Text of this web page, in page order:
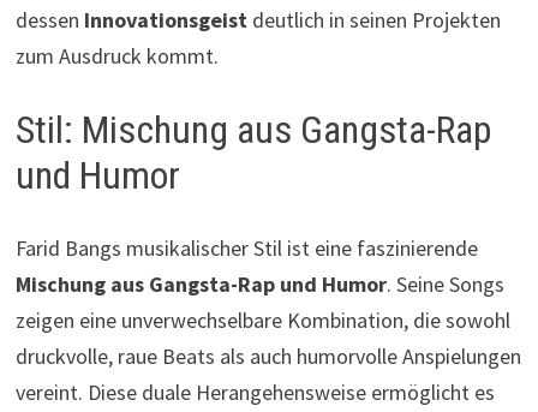
dessen Innovationsgeistdeutlich in seinen Projekten
zum Ausdruck kommt.
Stil: Mischung aus Gangsta-Rap
und Humor
Farid Bangs musikalischer Stil ist eine faszinierende
Mischung aus Gangsta-Rap und Humor. Seine Songs
zeigen eine unverwechselbare Kombination, die sowohl
druckvolle, raue Beats als auch humorvolle Anspielungen
vereint. Diese duale Herangehensweise ermöglicht es